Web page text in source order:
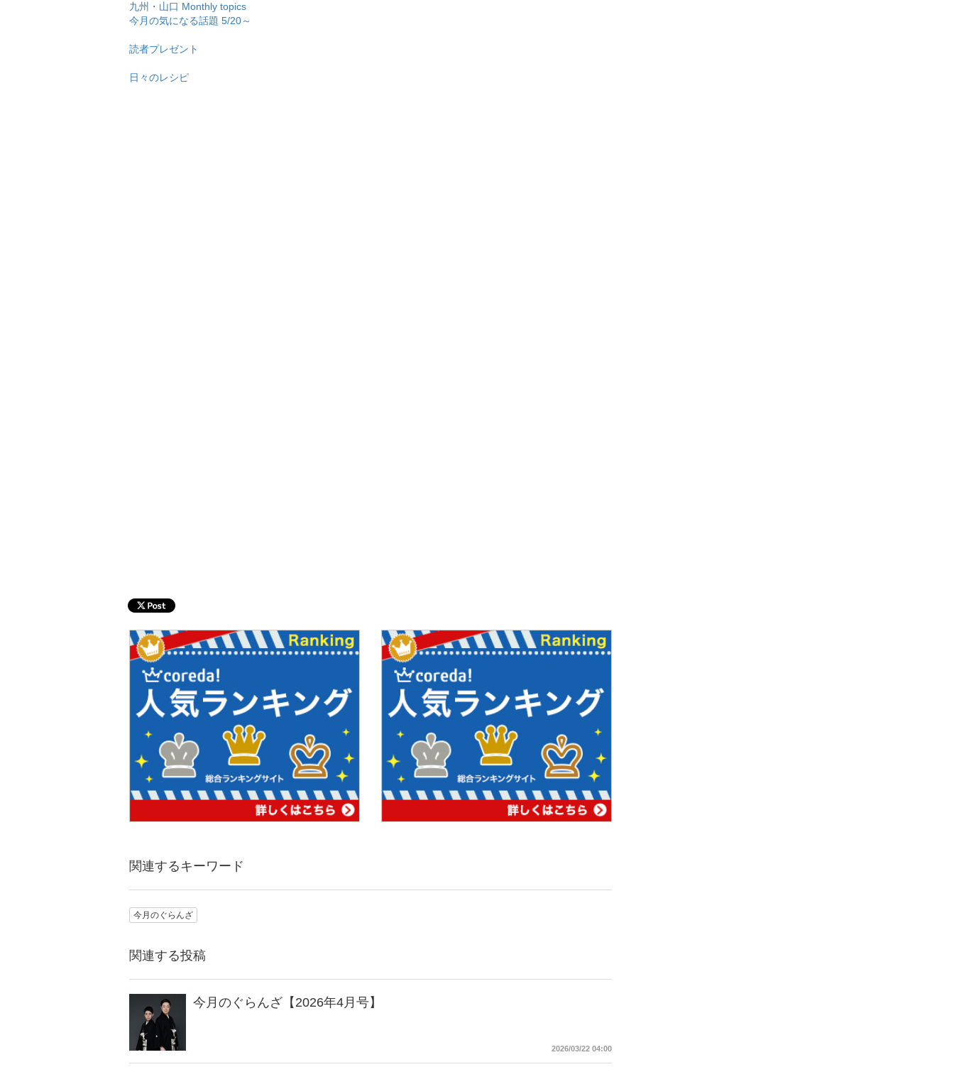
九州・山口 Monthly topics
今月の気になる話題 5/20～
読者プレゼント
日々のレシピ
関連するキーワード
今月のぐらんざ
関連する投稿
今月のぐらんざ【2026年4月号】
2026/03/22 04:00